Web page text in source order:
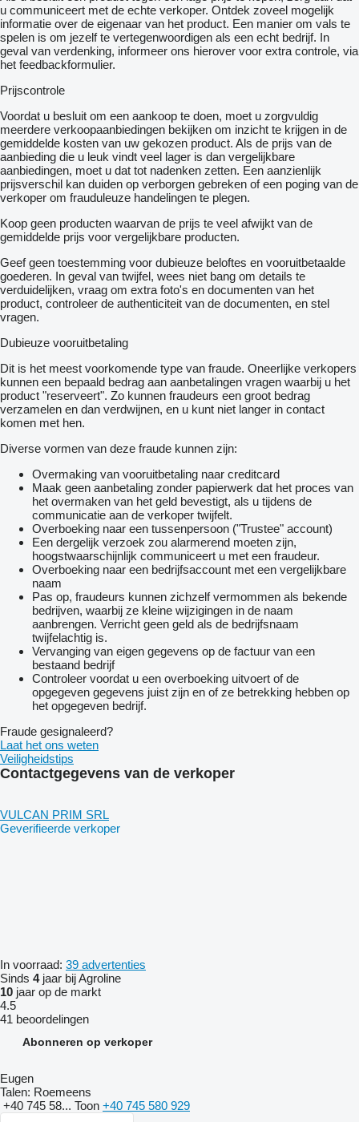
u communiceert met de echte verkoper. Ontdek zoveel mogelijk
informatie over de eigenaar van het product. Een manier om vals te
spelen is om jezelf te vertegenwoordigen als een echt bedrijf. In
geval van verdenking, informeer ons hierover voor extra controle, via
het feedbackformulier.
Prijscontrole
Voordat u besluit om een ​​aankoop te doen, moet u zorgvuldig
meerdere verkoopaanbiedingen bekijken om inzicht te krijgen in de
gemiddelde kosten van uw gekozen product. Als de prijs van de
aanbieding die u leuk vindt veel lager is dan vergelijkbare
aanbiedingen, moet u dat tot nadenken zetten. Een aanzienlijk
prijsverschil kan duiden op verborgen gebreken of een poging van de
verkoper om frauduleuze handelingen te plegen.
Koop geen producten waarvan de prijs te veel afwijkt van de
gemiddelde prijs voor vergelijkbare producten.
Geef geen toestemming voor dubieuze beloftes en vooruitbetaalde
goederen. In geval van twijfel, wees niet bang om details te
verduidelijken, vraag om extra foto's en documenten van het
product, controleer de authenticiteit van de documenten, en stel
vragen.
Dubieuze vooruitbetaling
Dit is het meest voorkomende type van fraude. Oneerlijke verkopers
kunnen een bepaald bedrag aan aanbetalingen vragen waarbij u het
product "reserveert". Zo kunnen fraudeurs een groot bedrag
verzamelen en dan verdwijnen, en u kunt niet langer in contact
komen met hen.
Diverse vormen van deze fraude kunnen zijn:
Overmaking van vooruitbetaling naar creditcard
Maak geen aanbetaling zonder papierwerk dat het proces van
het overmaken van het geld bevestigt, als u tijdens de
communicatie aan de verkoper twijfelt.
Overboeking naar een tussenpersoon ("Trustee" account)
Een dergelijk verzoek zou alarmerend moeten zijn,
hoogstwaarschijnlijk communiceert u met een fraudeur.
Overboeking naar een bedrijfsaccount met een vergelijkbare
naam
Pas op, fraudeurs kunnen zichzelf vermommen als bekende
bedrijven, waarbij ze kleine wijzigingen in de naam
aanbrengen. Verricht geen geld als de bedrijfsnaam
twijfelachtig is.
Vervanging van eigen gegevens op de factuur van een
bestaand bedrijf
Controleer voordat u een overboeking uitvoert of de
opgegeven gegevens juist zijn en of ze betrekking hebben op
het opgegeven bedrijf.
Fraude gesignaleerd?
Laat het ons weten
Veiligheidstips
Contactgegevens van de verkoper
VULCAN PRIM SRL
Geverifieerde verkoper
In voorraad: 39 advertenties
Sinds 4jaar bij Agroline
10 jaar op de markt
4.5
41 beoordelingen
Abonneren op verkoper
Eugen
Talen: Roemeens
+40 745 58... Toon +40 745 580 929